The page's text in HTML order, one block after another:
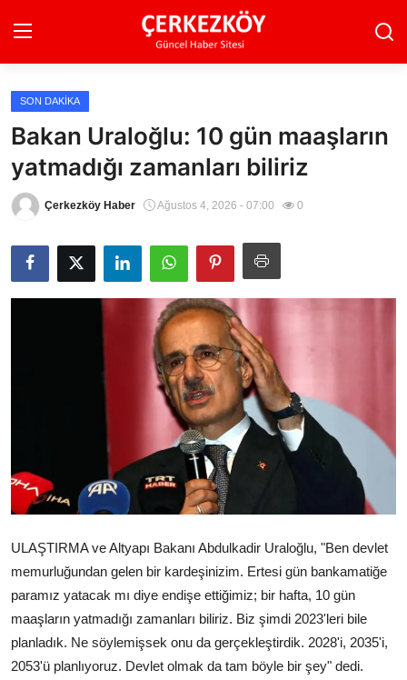
Ana Sayfa
Son Dakika
Ekonomi Haberleri
Magazin Haberleri
Spor Haberleri
SON DAKIKA
Bakan Uraloğlu: 10 gün maaşların
yatmadığı zamanları biliriz
Çerkezköy Haber Ağustos 4, 2026 - 07:00 0
ULAŞTIRMA ve Altyapı Bakanı Abdulkadir Uraloğlu, "Ben devlet
memurluğundan gelen bir kardeşinizim. Ertesi gün bankamatiğe
paramız yatacak mı diye endişe ettiğimiz; bir hafta, 10 gün
maaşların yatmadığı zamanları biliriz. Biz şimdi 2023'leri bile
planladık. Ne söylemişsek onu da gerçekleştirdik. 2028'i, 2035'i,
2053'ü planlıyoruz. Devlet olmak da tam böyle bir şey" dedi.